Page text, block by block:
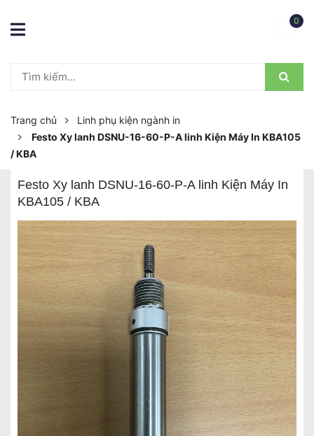
0
Trang chủ
Linh phụ kiện ngành in
Festo Xy lanh DSNU-16-60-P-A linh Kiện Máy In KBA105
/ KBA
Festo Xy lanh DSNU-16-60-P-A linh Kiện Máy In
KBA105 / KBA